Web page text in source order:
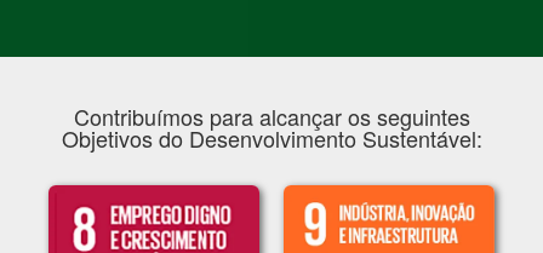
Contribuímos para alcançar os seguintes
Objetivos do Desenvolvimento Sustentável: